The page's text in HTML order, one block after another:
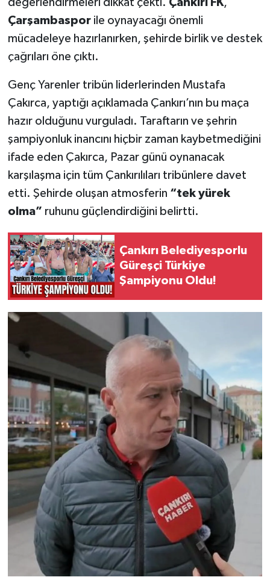
Çankırı Haber Net (@cankirihabernet)'in paylaştığı bir gönderi
Çarşambasporile oynayacağı önemli
mücadeleye hazırlanırken, şehirde birlik ve destek
çağrıları öne çıktı.
Genç Yarenler tribün liderlerinden Mustafa
Çakırca, yaptığı açıklamada Çankırı’nın bu maça
hazır olduğunu vurguladı. Taraftarın ve şehrin
şampiyonluk inancını hiçbir zaman kaybetmediğini
ifade eden Çakırca, Pazar günü oynanacak
karşılaşma için tüm Çankırılıları tribünlere davet
etti. Şehirde oluşan atmosferin “tek yürek
olma” ruhunu güçlendirdiğini belirtti.
Çankırı Belediyesporlu
Güreşçi Türkiye
Şampiyonu Oldu!